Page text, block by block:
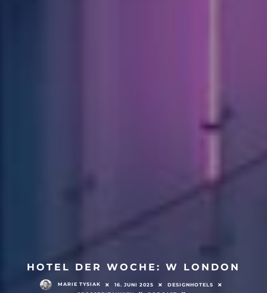
HOTEL DER WOCHE: W LONDON
MARIE TYSIAK 16. JUNI 2025
DESIGNHOTELS